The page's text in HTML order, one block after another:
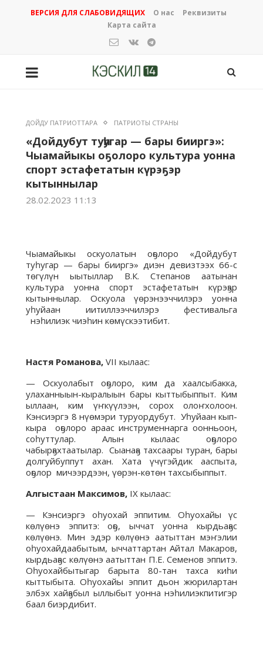
ВЕРСИЯ ДЛЯ СЛАБОВИДЯЩИХ О нас
Реквизиты
Карта сайта
ДОЙДУ ПАТРИОТТАРА ПАТРИОТЫ СТРАНЫ
«Дойдубут туһугар — бары бииргэ»:
Чыамайыкы оҕолоро культура уонна
спорт эстафетатын күрэҕэр
кытыннылар
28.02.2023 11:13
Чыамайыкы оскуолатын оҕолоро «Дойдубут
туһугар — бары бииргэ» диэн девизтээх 66-с
төгүлүн ыытыллар В.К. Степанов аатынан
культура уонна спорт эстафетатын күрэҕэр
кытыннылар. Оскуола үөрэнээччилэрэ уонна
уһуйаан иитиллээччилэрэ фестивальга
нэһилиэк чиэһин көмүскээтибит.
Настя Романова, VII кылаас:
— Оскуолабыт оҕолоро, ким да хаалсыбакка,
улаханныын-кыралыын бары кыттыбыппыт. Ким
ыллаан, ким үҥкүүлээн, сорох олоҥхолоон.
Кэнсиэргэ 8 нүөмэри туруордубут. Уһуйаан кып-
кыра оҕолоро араас инструменнарга оонньоон,
соһуттулар. Алын кылаас оҕолоро
чабырҕахтаатылар. Сыанаҕа тахсаары туран, бары
долгуйбуппут ахан. Хата үчүгэйдик ааспыта,
оҕолор мичээрдээн, үөрэн-көтөн тахсыбыппыт.
Алгыстаан Максимов, IX кылаас:
— Кэнсиэргэ оһуохай эппитим. Оһуохайы үс
көлүөнэ эппитэ: оҕо, ыччат уонна кырдьаҕас
көлүөнэ. Мин эдэр көлүөнэ аатыттан мэҥэлии
оһуохайдаабытым, ыччаттартан Айтал Макаров,
кырдьаҕас көлүөнэ аатыттан П.Е. Семенов эппитэ.
Оһуохайбытыгар барыта 80-тан тахса киһи
кыттыбыта. Оһуохайы эппит дьон жюрилартан
элбэх хайҕабыл ыллыбыт уонна нэһилиэкпитигэр
баал биэрдибит.